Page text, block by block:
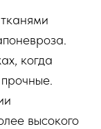
когда
высокого